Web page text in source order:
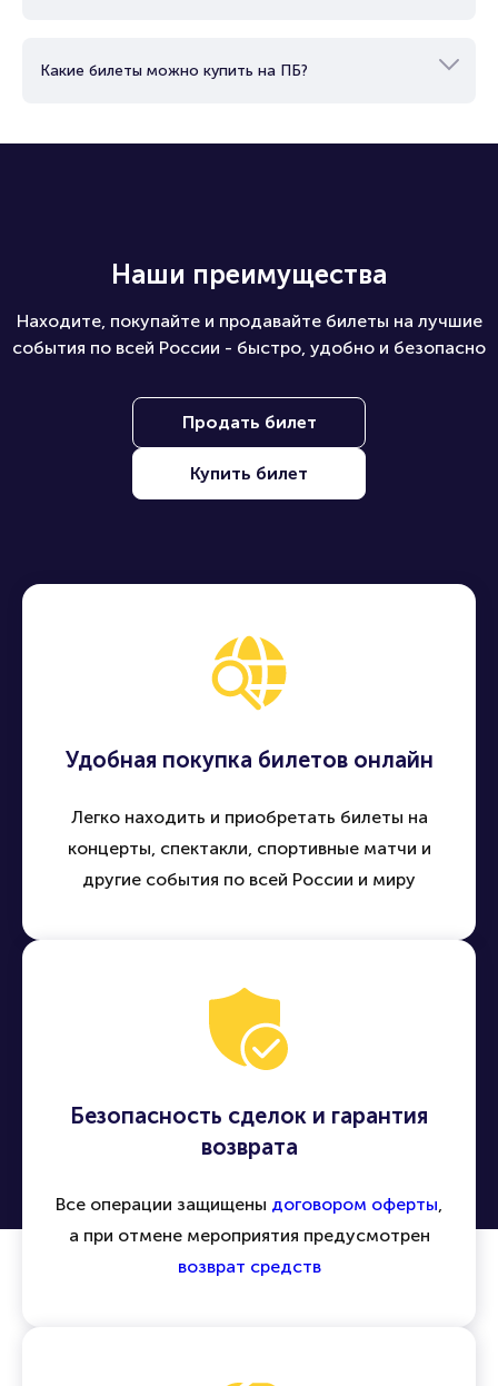
Какие билеты можно купить на ПБ?
Наши преимущества
Находите, покупайте и продавайте билеты на лучшие
события по всей России - быстро, удобно и безопасно
Продать билет
Купить билет
Удобная покупка билетов онлайн
Легко находить и приобретать билеты на
концерты, спектакли, спортивные матчи и
другие события по всей России и миру
Безопасность сделок и гарантия
возврата
Все операции защищены договором оферты,
а при отмене мероприятия предусмотрен
возврат средств